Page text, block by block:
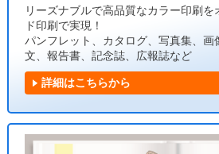
リーズナブルで高品質なカラー印刷を
ド印刷で実現！
パンフレット、カタログ、写真集、画
文、報告書、記念誌、広報誌など
詳細はこちらから